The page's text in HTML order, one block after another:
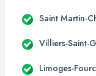
Saint Martin-
Villiers-Saint-
Limoges-